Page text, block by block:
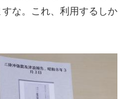
な。これ、利用するしか